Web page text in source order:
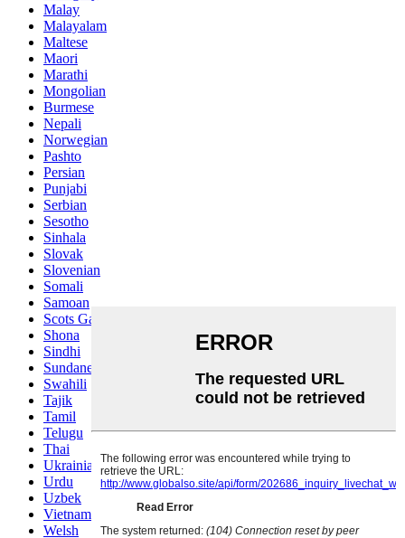
Malay
Malayalam
Maltese
Maori
Marathi
Mongolian
Burmese
Nepali
Norwegian
Pashto
Persian
Punjabi
Serbian
Sesotho
Sinhala
Slovak
Slovenian
Somali
Samoan
Scots Gaelic
Shona
Sindhi
Sundanese
Swahili
Tajik
Tamil
Telugu
Thai
Ukrainian
Urdu
Uzbek
Vietnamese
Welsh